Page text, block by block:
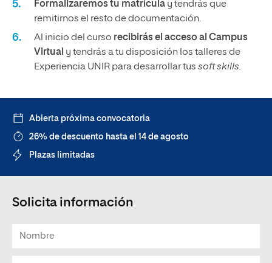
Formalizaremos tu matrícula y tendrás que
remitirnos el resto de documentación.
Al inicio del curso recibirás el acceso al Campus
Virtual y tendrás a tu disposición los talleres de
Experiencia UNIR para desarrollar tus soft skills.
Abierta próxima convocatoria
26% de descuento hasta el 14 de agosto
Plazas limitadas
Solicita información